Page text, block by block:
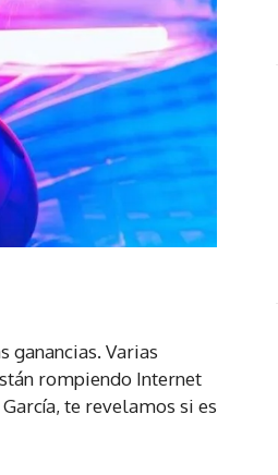
ganancias. Varias
rompiendo Internet
te revelamos si es